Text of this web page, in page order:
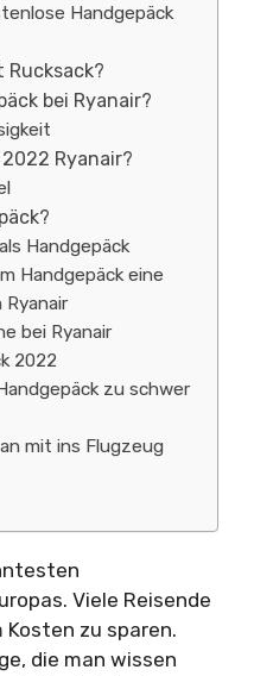
Handgepäck
bei Ryanair?
Ryanair?
Handgepäck
Handgepäck eine
bei Ryanair
2022
zu schwer
mit ins Flugzeug
Viele Reisende
Kosten zu sparen.
die man wissen